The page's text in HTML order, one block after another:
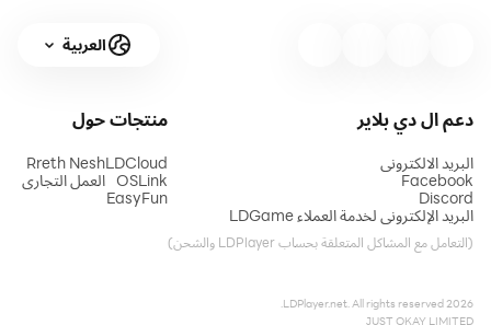
العربية
دعم ال دي بلاير
البريد الالكتروني
Facebook
Discord
البريد الإلكتروني لخدمة العملاء LDGame
(التعامل مع المشاكل المتعلقة بحساب LDPlayer والشحن)
منتجات
LDCloud
OSLink
EasyFun
حول
Rreth Nesh
العمل التجاري
2026 LDPlayer.net. All rights reserved.
JUST OKAY LIMITED